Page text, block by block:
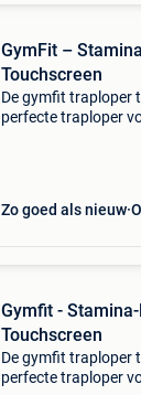
GymFit –
Touchscreen
De gymfit traploper
perfecte traploper
Zo goed als nieuw
Gymfit -
Touchscreen
De gymfit traploper
perfecte traploper